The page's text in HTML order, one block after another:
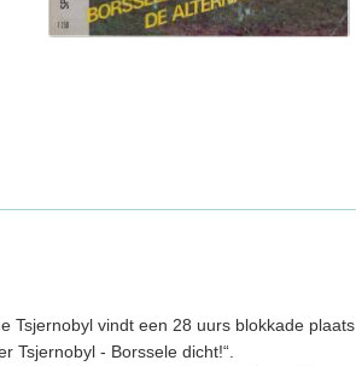
Tsjernobyl vindt een 28 uurs blokkade plaats
Tsjernobyl - Borssele dicht!“.